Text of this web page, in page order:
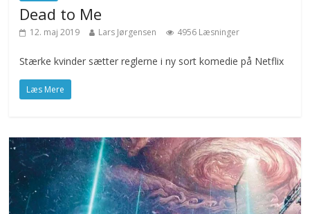
Dead to Me
12. maj 2019 Lars Jørgensen 4956 Læsninger
Stærke kvinder sætter reglerne i ny sort komedie på Netflix
Læs Mere